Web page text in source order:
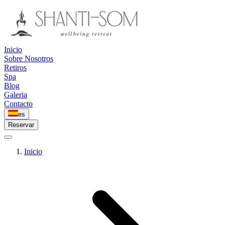
Inicio
Sobre Nosotros
Retiros
Spa
Blog
Galeria
Contacto
es
Reservar
Inicio